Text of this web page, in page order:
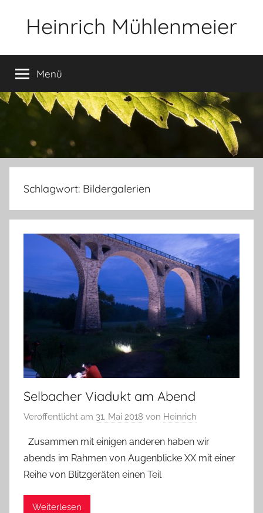
Heinrich Mühlenmeier
Glauben,
Umwelt,
Fotografie,
Menü
Schlagwort: Bildergalerien
Selbacher Viadukt am Abend
Veröffentlicht am 31. Mai 2018 von Heinrich
Zusammen mit einigen anderen haben wir
abends im Rahmen von Augenblicke XX mit einer
Reihe von Blitzgeräten einen Teil
Weiterlesen